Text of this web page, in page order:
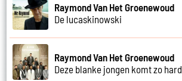
Raymond Van Het Groenewoud
De lucaskinowski
Raymond Van Het Groenewoud
Deze blanke jongen komt zo hard